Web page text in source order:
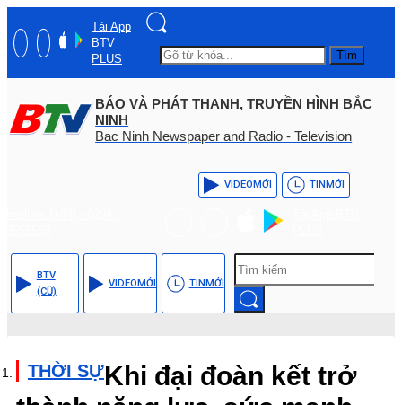
Tải App
BTV
PLUS
Tìm
BÁO VÀ PHÁT THANH, TRUYỀN HÌNH BẮC
NINH
Bac Ninh Newspaper and Radio - Television
VIDEOMỚI TINMỚI
BTV
(CŨ)
VIDEOMỚI TINMỚI
THỜI SỰKhi đại đoàn kết trở